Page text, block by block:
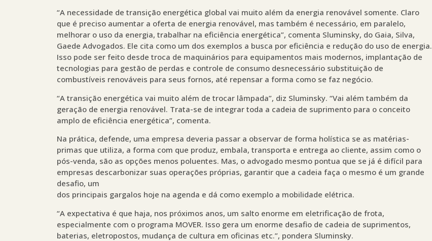
“A necessidade de transição energética global vai muito além da energia renovável somente. Claro
que é preciso aumentar a oferta de energia renovável, mas também é necessário, em paralelo,
melhorar o uso da energia, trabalhar na eficiência energética”, comenta Sluminsky, do Gaia, Silva,
Gaede Advogados. Ele cita como um dos exemplos a busca por eficiência e redução do uso de energia.
Isso pode ser feito desde troca de maquinários para equipamentos mais modernos, implantação de
tecnologias para gestão de perdas e controle de consumo desnecessário substituição de
combustíveis renováveis para seus fornos, até repensar a forma como se faz negócio.
“A transição energética vai muito além de trocar lâmpada”, diz Sluminsky. “Vai além também da
geração de energia renovável. Trata-se de integrar toda a cadeia de suprimento para o conceito
amplo de eficiência energética”, comenta.
Na prática, defende, uma empresa deveria passar a observar de forma holística se as matérias-
primas que utiliza, a forma com que produz, embala, transporta e entrega ao cliente, assim como o
pós-venda, são as opções menos poluentes. Mas, o advogado mesmo pontua que se já é difícil para
empresas descarbonizar suas operações próprias, garantir que a cadeia faça o mesmo é um grande
desafio, um
dos principais gargalos hoje na agenda e dá como exemplo a mobilidade elétrica.
“A expectativa é que haja, nos próximos anos, um salto enorme em eletrificação de frota,
especialmente com o programa MOVER. Isso gera um enorme desafio de cadeia de suprimentos,
baterias, eletropostos, mudança de cultura em oficinas etc.”, pondera Sluminsky.